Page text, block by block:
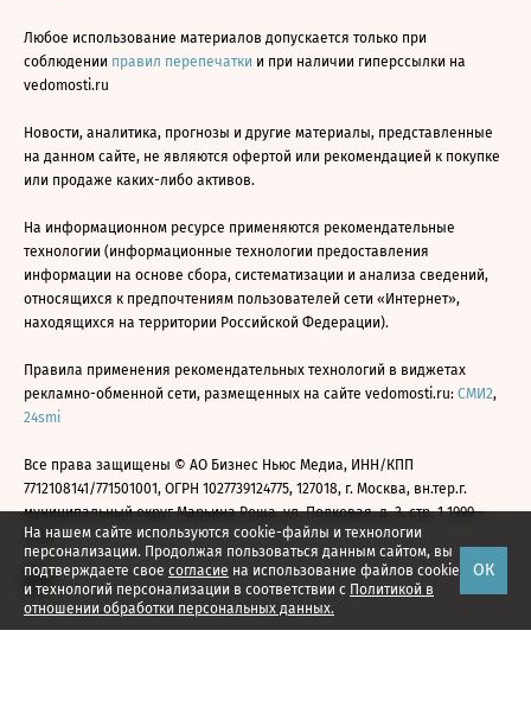
На нашем сайте используются cookie-файлы и технологии
персонализации. Продолжая пользоваться данным сайтом, вы
подтверждаете свое согласие на использование файлов cookie
и технологий персонализации в соответствии с Политикой в
отношении обработки персональных данных.
ОК
Любое использование материалов допускается только при
соблюдении правил перепечатки и при наличии гиперссылки на
vedomosti.ru
Новости, аналитика, прогнозы и другие материалы, представленные
на данном сайте, не являются офертой или рекомендацией к покупке
или продаже каких-либо активов.
На информационном ресурсе применяются рекомендательные
технологии (информационные технологии предоставления
информации на основе сбора, систематизации и анализа сведений,
относящихся к предпочтениям пользователей сети «Интернет»,
находящихся на территории Российской Федерации).
Правила применения рекомендательных технологий в виджетах
рекламно-обменной сети, размещенных на сайте vedomosti.ru: СМИ2,
24smi
Все права защищены © АО Бизнес Ньюс Медиа, ИНН/КПП
7712108141/771501001, ОГРН 1027739124775, 127018, г. Москва, вн.тер.г.
муниципальный округ Марьина Роща, ул. Полковая, д. 3, стр. 1 1999—
2026